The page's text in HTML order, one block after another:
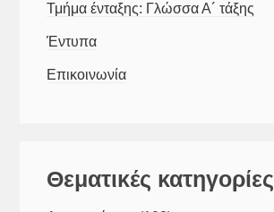
Τμήμα ένταξης: Γλώσσα Α´ τάξης
Έντυπα
Επικοινωνία
Θεματικές κατηγορίες